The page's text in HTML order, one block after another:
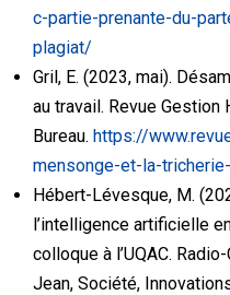
c-partie-prenante-du-
plagiat/
Gril, E. (2023, mai).
au travail. Revue Gestion
Bureau. https://
mensonge-et-la-
Hébert-Lévesque, M.
l’intelligence artificielle
colloque à l’UQAC.
Jean, Société,